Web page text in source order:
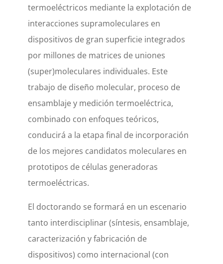
termoeléctricos mediante la explotación de
interacciones supramoleculares en
dispositivos de gran superficie integrados
por millones de matrices de uniones
(super)moleculares individuales. Este
trabajo de diseño molecular, proceso de
ensamblaje y medición termoeléctrica,
combinado con enfoques teóricos,
conducirá a la etapa final de incorporación
de los mejores candidatos moleculares en
prototipos de células generadoras
termoeléctricas.
El doctorando se formará en un escenario
tanto interdisciplinar (síntesis, ensamblaje,
caracterización y fabricación de
dispositivos) como internacional (con